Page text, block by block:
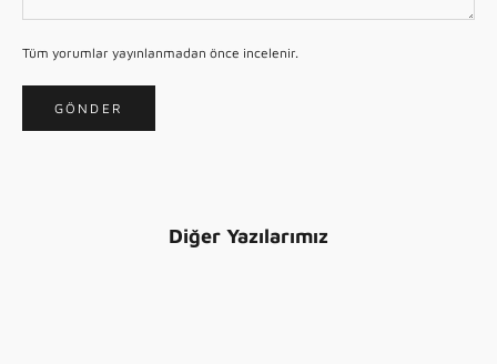
Tüm yorumlar yayınlanmadan önce incelenir.
GÖNDER
Diğer Yazılarımız